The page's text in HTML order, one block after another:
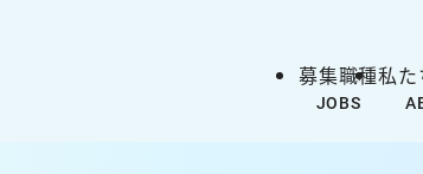
募集職種私た